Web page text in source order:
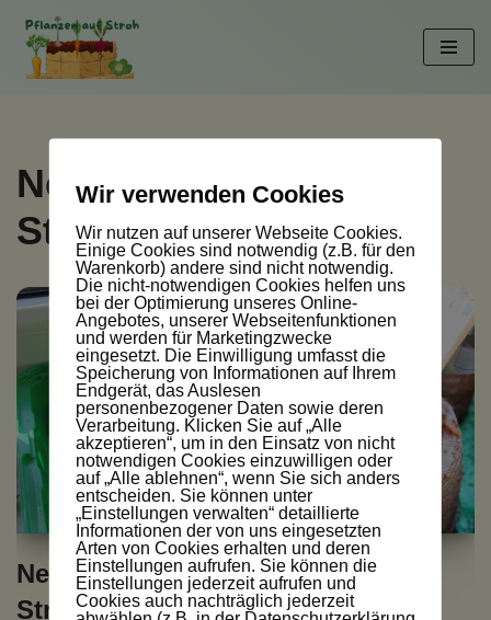
Zum
Neue Saison für
Strohballen
Neue Saison – es kann mit
Strohballen losgehen
Wir verwenden Cookies
Wir nutzen auf unserer Webseite Cookies.
Einige Cookies sind notwendig (z.B. für den
Warenkorb) andere sind nicht notwendig.
Die nicht-notwendigen Cookies helfen uns
bei der Optimierung unseres Online-
Angebotes, unserer Webseitenfunktionen
und werden für Marketingzwecke
eingesetzt. Die Einwilligung umfasst die
Speicherung von Informationen auf Ihrem
Endgerät, das Auslesen
personenbezogener Daten sowie deren
Verarbeitung. Klicken Sie auf „Alle
akzeptieren“, um in den Einsatz von nicht
notwendigen Cookies einzuwilligen oder
auf „Alle ablehnen“, wenn Sie sich anders
entscheiden. Sie können unter
„Einstellungen verwalten“ detaillierte
Informationen der von uns eingesetzten
Arten von Cookies erhalten und deren
Einstellungen aufrufen. Sie können die
Einstellungen jederzeit aufrufen und
Cookies auch nachträglich jederzeit